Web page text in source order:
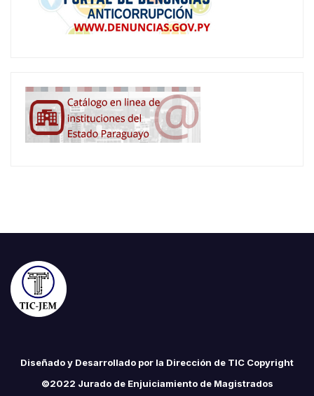
Diseñado y Desarrollado por la Dirección de TIC Copyright
©2022 Jurado de Enjuiciamiento de Magistrados